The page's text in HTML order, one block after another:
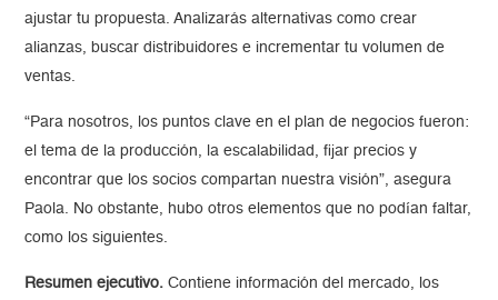
ajustar tu propuesta. Analizarás alternativas como crear
alianzas, buscar distribuidores e incrementar tu volumen de
ventas.
“Para nosotros, los puntos clave en el plan de negocios fueron:
el tema de la producción, la escalabilidad, fijar precios y
encontrar que los socios compartan nuestra visión”, asegura
Paola. No obstante, hubo otros elementos que no podían faltar,
como los siguientes.
Resumen ejecutivo.Contiene información del mercado, los